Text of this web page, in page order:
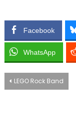
Facebook
WhatsApp
Bericht
LEGO Rock Band